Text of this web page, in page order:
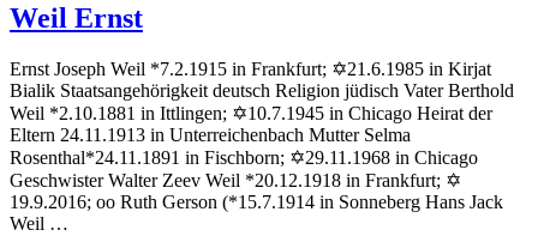
Weil Ernst
Ernst Joseph Weil *7.2.1915 in Frankfurt; ✡21.6.1985 in Kirjat
Bialik Staatsangehörigkeit deutsch Religion jüdisch Vater Berthold
Weil *2.10.1881 in Ittlingen; ✡10.7.1945 in Chicago Heirat der
Eltern 24.11.1913 in Unterreichenbach Mutter Selma
Rosenthal*24.11.1891 in Fischborn; ✡29.11.1968 in Chicago
Geschwister Walter Zeev Weil *20.12.1918 in Frankfurt; ✡
19.9.2016; oo Ruth Gerson (*15.7.1914 in Sonneberg Hans Jack
Weil …